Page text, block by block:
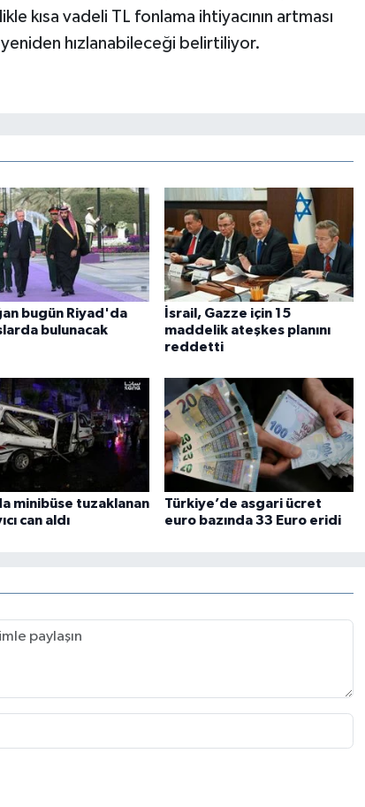
kısa vadeli TL fonlama ihtiyacının artması
hızlanabileceği belirtiliyor.
bugün Riyad'da
bulunacak
İsrail, Gazze için 15
maddelik ateşkes planını
reddetti
minibüse tuzaklanan
can aldı
Türkiye’de asgari ücret
euro bazında 33 Euro eridi